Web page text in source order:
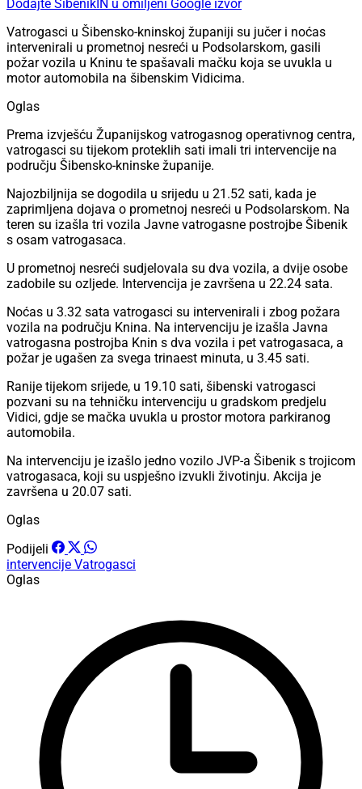
Dodajte ŠibenikIN u omiljeni Google izvor
Vatrogasci u Šibensko-kninskoj županiji su jučer i noćas
intervenirali u prometnoj nesreći u Podsolarskom, gasili
požar vozila u Kninu te spašavali mačku koja se uvukla u
motor automobila na šibenskim Vidicima.
Oglas
Prema izvješću Županijskog vatrogasnog operativnog centra,
vatrogasci su tijekom proteklih sati imali tri intervencije na
području Šibensko-kninske županije.
Najozbiljnija se dogodila u srijedu u 21.52 sati, kada je
zaprimljena dojava o prometnoj nesreći u Podsolarskom. Na
teren su izašla tri vozila Javne vatrogasne postrojbe Šibenik
s osam vatrogasaca.
U prometnoj nesreći sudjelovala su dva vozila, a dvije osobe
zadobile su ozljede. Intervencija je završena u 22.24 sata.
Noćas u 3.32 sata vatrogasci su intervenirali i zbog požara
vozila na području Knina. Na intervenciju je izašla Javna
vatrogasna postrojba Knin s dva vozila i pet vatrogasaca, a
požar je ugašen za svega trinaest minuta, u 3.45 sati.
Ranije tijekom srijede, u 19.10 sati, šibenski vatrogasci
pozvani su na tehničku intervenciju u gradskom predjelu
Vidici, gdje se mačka uvukla u prostor motora parkiranog
automobila.
Na intervenciju je izašlo jedno vozilo JVP-a Šibenik s trojicom
vatrogasaca, koji su uspješno izvukli životinju. Akcija je
završena u 20.07 sati.
Oglas
Podijeli
intervencije Vatrogasci
Oglas